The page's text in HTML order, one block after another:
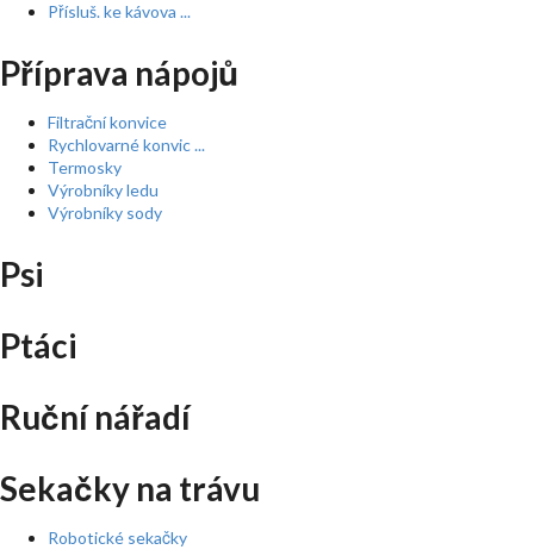
Přísluš. ke kávova ...
Příprava nápojů
Filtrační konvice
Rychlovarné konvic ...
Termosky
Výrobníky ledu
Výrobníky sody
Psi
Ptáci
Ruční nářadí
Sekačky na trávu
Robotické sekačky